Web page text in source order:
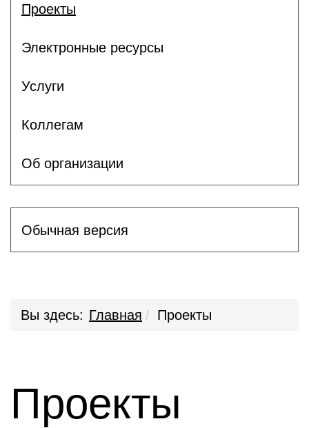
Проекты
Электронные ресурсы
Услуги
Коллегам
Об организации
Обычная версия
Вы здесь: Главная Проекты
Проекты